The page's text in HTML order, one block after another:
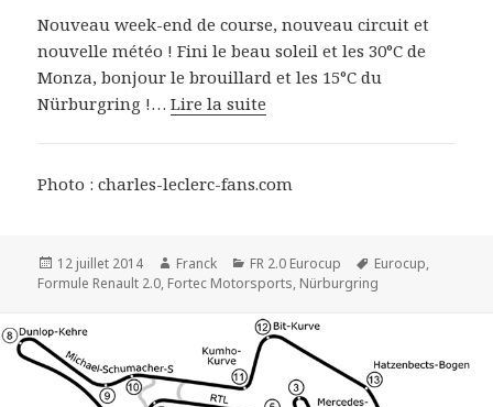
Nouveau week-end de course, nouveau circuit et
nouvelle météo ! Fini le beau soleil et les 30°C de
Monza, bonjour le brouillard et les 15°C du
Nürburgring !…Lire la suite
Photo : charles-leclerc-fans.com
Publié
le
12 juillet 2014 Auteur
Franck Catégories
FR 2.0 Eurocup
Mots-
clés
Eurocup,
Formule Renault 2.0, Fortec Motorsports, Nürburgring